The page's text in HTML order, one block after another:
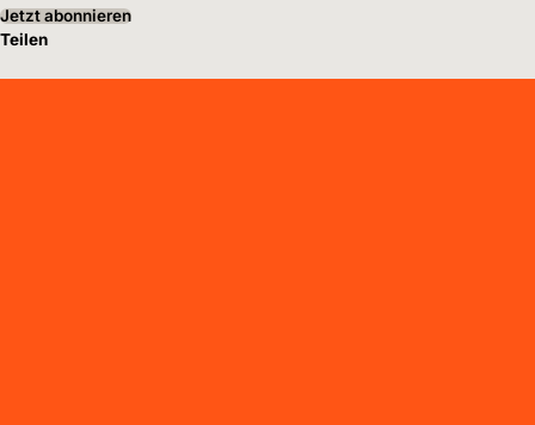
Jetzt abonnieren
Teilen